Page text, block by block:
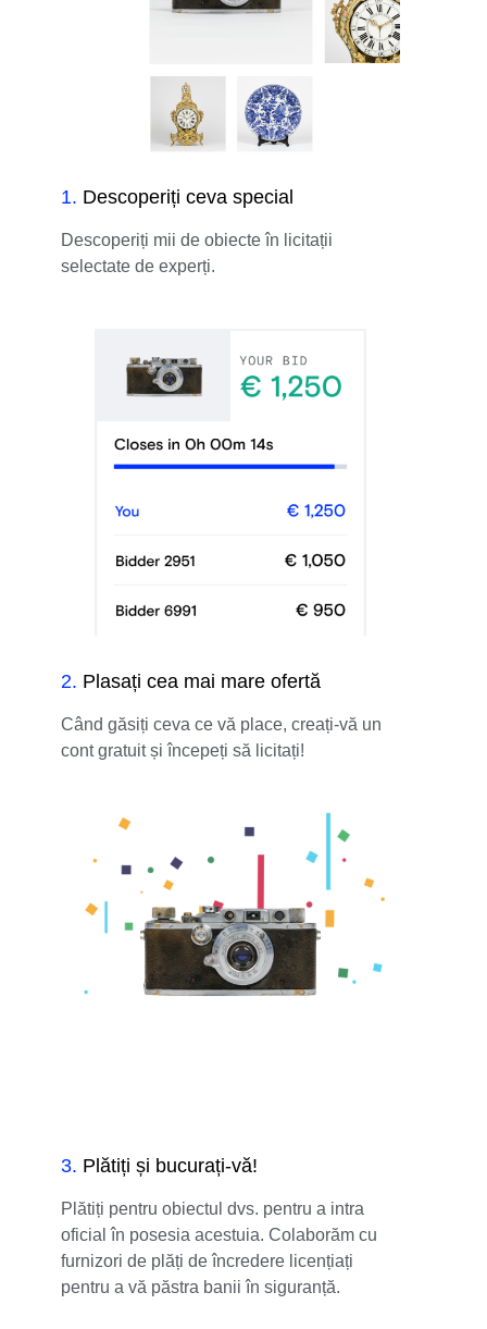
1. Descoperiți ceva special
Descoperiți mii de obiecte în licitații
selectate de experți.
2. Plasați cea mai mare ofertă
Când găsiți ceva ce vă place, creați-vă un
cont gratuit și începeți să licitați!
3. Plătiți și bucurați-vă!
Plătiți pentru obiectul dvs. pentru a intra
oficial în posesia acestuia. Colaborăm cu
furnizori de plăți de încredere licențiați
pentru a vă păstra banii în siguranță.